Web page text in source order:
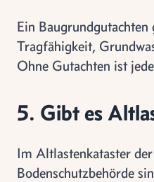
Ein
Tragfähigkeit,
Ohne Gutachten ist
5. Gibt es
Im Altlastenkataster
Bodenschutzbehörde